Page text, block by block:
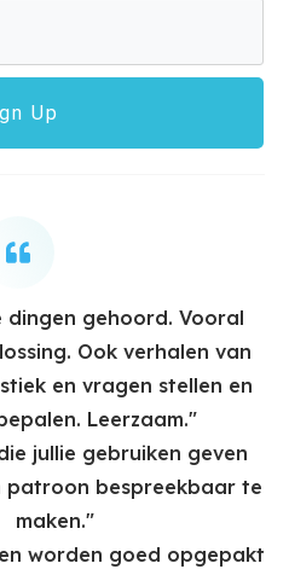
Up
gehoord. Vooral
Ook verhalen van
en vragen stellen en
Leerzaam."
jullie gebruiken geven
patroon bespreekbaar te
maken."
worden goed opgepakt